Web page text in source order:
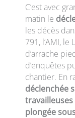
C’est avec
matin le
les décès
791, l’AMI,
d’arrache
d’enquêtes
chantier. En
déclenchée
plongée